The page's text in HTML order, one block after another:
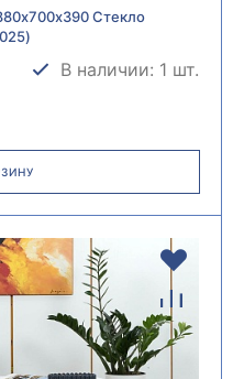
Стекло
В наличии: 1 шт.